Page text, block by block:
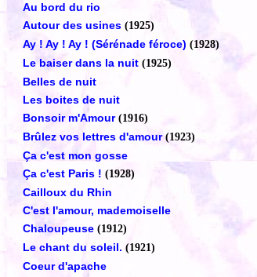
Au bord du rio
Autour des usines (1925)
Ay ! Ay ! Ay ! (Sérénade féroce) (1928)
Le baiser dans la nuit (1925)
Belles de nuit
Les boites de nuit
Bonsoir m'Amour (1916)
Brûlez vos lettres d'amour (1923)
Ça c'est mon gosse
Ça c'est Paris ! (1928)
Cailloux du Rhin
C'est l'amour, mademoiselle
Chaloupeuse (1912)
Le chant du soleil. (1921)
Coeur d'apache